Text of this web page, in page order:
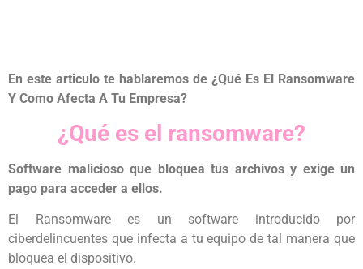
En este articulo te hablaremos de ¿Qué Es El Ransomware
Y Como Afecta A Tu Empresa?
¿Qué es el ransomware?
Software malicioso que bloquea tus archivos y exige un
pago para acceder a ellos.
El Ransomware es un software introducido por
ciberdelincuentes que infecta a tu equipo de tal manera que
bloquea el dispositivo.